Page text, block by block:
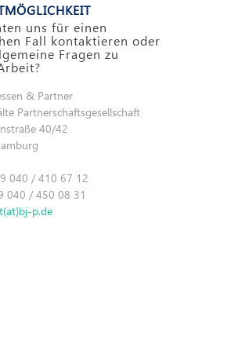
uns für einen
Fall kontaktieren oder
Fragen zu
& Partner
Partnerschaftsgesellschaft
40/42
040 / 410 67 12
040 / 450 08 31
p.de